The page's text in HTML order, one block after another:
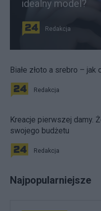
idealny model?
Redakcja
Białe złoto a srebro –
Redakcja
Kreacje pierwszej damy.
swojego budżetu
Redakcja
Najpopularniejsze